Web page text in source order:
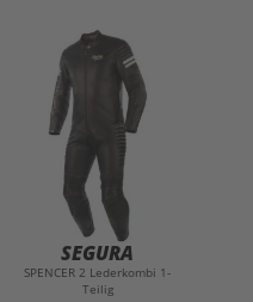
SEGURA
SPENCER 2 Lederkombi 1-
Teilig